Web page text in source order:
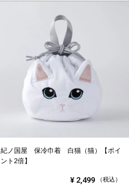
紀ノ国屋 保冷巾着 白猫（猫）【ポイ
ント2倍】
¥ 2,499 （税込）